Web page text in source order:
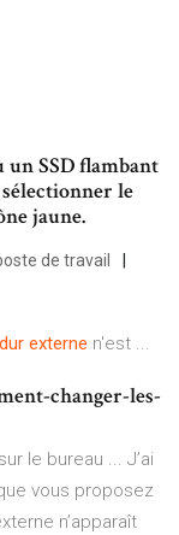
SSD flambant
le
jaune.
de travail
dur externe n'est ...
changer-les-
sur le bureau ... J’ai
vous proposez
n’apparaît